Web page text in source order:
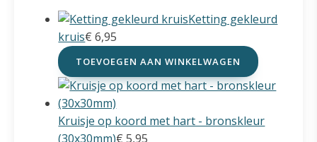
Ketting gekleurd
kruis€ 6,95
TOEVOEGEN AAN WINKELWAGEN
Kruisje op koord met hart - bronskleur
(30x30mm)€ 5,95